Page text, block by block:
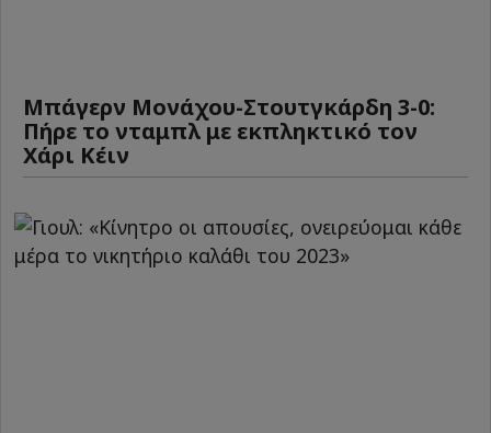
Μπάγερν Μονάχου-Στουτγκάρδη 3-0:
Πήρε το νταμπλ με εκπληκτικό τον
Χάρι Κέιν